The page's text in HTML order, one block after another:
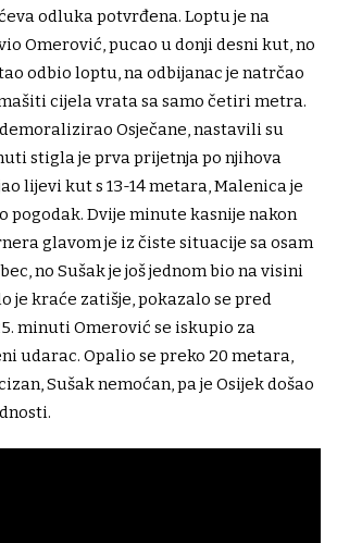
odluka potvrđena. Loptu je na
Omerović, pucao u donji desni kut, no
odbio loptu, na odbijanac je natrčao
cijela vrata sa samo četiri metra.
Osječane, nastavili su
stigla je prva prijetnja po njihova
lijevi kut s 13-14 metara, Malenica je
pogodak. Dvije minute kasnije nakon
glavom je iz čiste situacije sa osam
no Sušak je još jednom bio na visini
je kraće zatišje, pokazalo se pred
minuti Omerović se iskupio za
udarac. Opalio se preko 20 metara,
Sušak nemoćan, pa je Osijek došao